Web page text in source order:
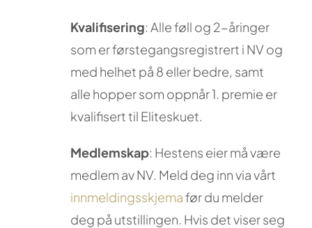
Kvalifisering: Alle føll og 2-åringer
som er førstegangsregistrert i NV og
med helhet på 8 eller bedre, samt
alle hopper som oppnår 1. premie er
kvalifisert til Eliteskuet.
Medlemskap: Hestens eier må være
medlem av NV. Meld deg inn via vårt
innmeldingsskjemafør du melder
deg på utstillingen. Hvis det viser seg